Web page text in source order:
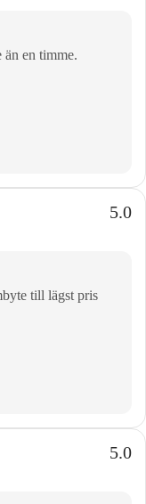
en timme.
5.0
till lägst pris
5.0